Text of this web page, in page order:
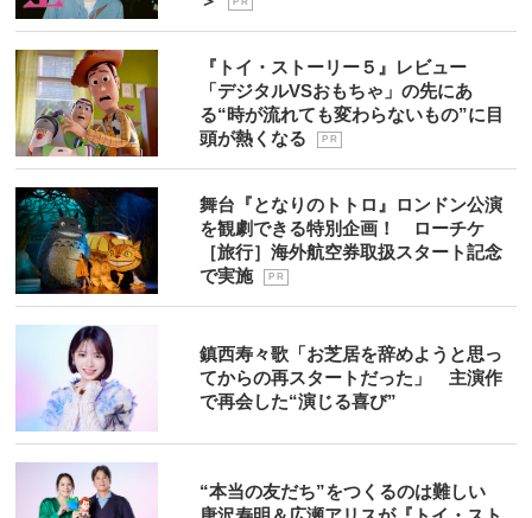
『トイ・ストーリー５』レビュー
「デジタルVSおもちゃ」の先にあ
る“時が流れても変わらないもの”に目
頭が熱くなる
P R
舞台『となりのトトロ』ロンドン公演
を観劇できる特別企画！ ローチケ
［旅行］海外航空券取扱スタート記念
で実施
P R
鎮西寿々歌「お芝居を辞めようと思っ
てからの再スタートだった」 主演作
で再会した“演じる喜び”
“本当の友だち”をつくるのは難しい